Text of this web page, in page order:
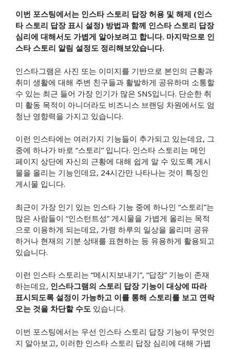
이번 포스팅에서는 인스타 스토리 답장 허용 및 해제 (인스
타 스토리 답장 표시 설정) 방법과 함께 인스타 스토리 답장
심리에 대해서도 가볍게 알아보려고 합니다. 마지막으로 인
스타 스토리 알림 설정도 정리해보았습니다.
인스타그램은 사진 또는 이미지를 기반으로 본인의 근황과
취미 생활에 대해 주변 친구들과 활발하게 공유하며 소통할
수 있는 최근 들어 가장 인기가 많은 SNS입니다. 단순한 취
미 활동 목적이 아니더라도 비즈니스 브랜딩 차원에서도 엄
청난 영향력을 가지고 있습니다.
이런 인스타에는 여러가지 기능들이 추가되고 있는데요, 그
중에 하나가 바로 “스토리” 입니다. 인스타 스토리는 메인
페이지 상단에 자신의 근황에 대해 쉽게 알 수 있도록 게시
물을 올리는 기능인데요, 24시간만 나타나는 것이 특징인
게시물 입니다.
최근이 가장 인기 있는 인스타 기능 중에 하나인 “스토리”는
많은 사람들이 “인스턴트성” 게시물을 가볍게 올리는 목적
으로 이용하게 되는데요, 가령 하루의 일상을 올리며 공유
하거나 현재의 기분 상태를 표현하는 등 유용하게 활용되고
있습니다.
이런 인스타 스토리는 “메시지보내기”, “답장” 기능이 존재
하는데요, 인스타그램의 스토리 답장 기능이 대상에 따라
표시되도록 설정이 가능하고 이를 통해 스토리를 보고 연락
오는 것을 차단할 수도 있습니다.
이번 포스팅에서는 우선 인스타 스토리 답장 기능이 무엇인
지 알아보고, 이러한 인스타 스토리 답장 심리에 대해 가볍